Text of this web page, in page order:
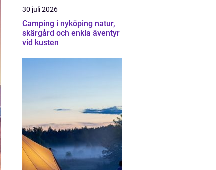
30 juli 2026
Camping i nyköping natur,
skärgård och enkla äventyr
vid kusten